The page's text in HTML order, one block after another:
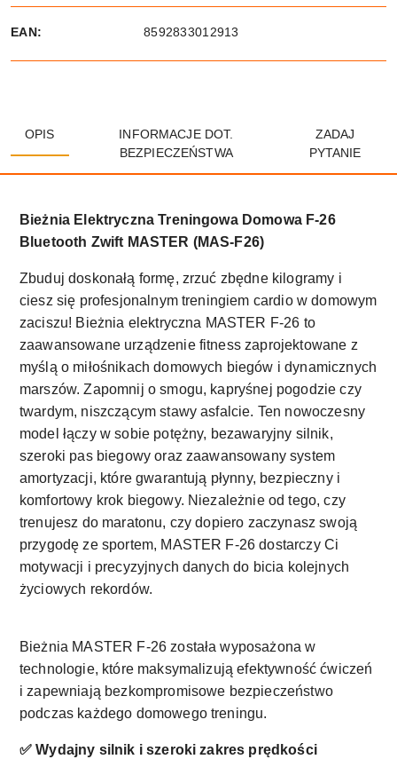
EAN: 8592833012913
OPIS
INFORMACJE DOT.
BEZPIECZEŃSTWA
ZADAJ
PYTANIE
Bieżnia Elektryczna Treningowa Domowa F-26
Bluetooth Zwift MASTER (MAS-F26)
Zbuduj doskonałą formę, zrzuć zbędne kilogramy i
ciesz się profesjonalnym treningiem cardio w domowym
zaciszu! Bieżnia elektryczna MASTER F-26 to
zaawansowane urządzenie fitness zaprojektowane z
myślą o miłośnikach domowych biegów i dynamicznych
marszów. Zapomnij o smogu, kapryśnej pogodzie czy
twardym, niszczącym stawy asfalcie. Ten nowoczesny
model łączy w sobie potężny, bezawaryjny silnik,
szeroki pas biegowy oraz zaawansowany system
amortyzacji, które gwarantują płynny, bezpieczny i
komfortowy krok biegowy. Niezależnie od tego, czy
trenujesz do maratonu, czy dopiero zaczynasz swoją
przygodę ze sportem, MASTER F-26 dostarczy Ci
motywacji i precyzyjnych danych do bicia kolejnych
życiowych rekordów.
Bieżnia MASTER F-26 została wyposażona w
technologie, które maksymalizują efektywność ćwiczeń
i zapewniają bezkompromisowe bezpieczeństwo
podczas każdego domowego treningu.
✅ Wydajny silnik i szeroki zakres prędkości